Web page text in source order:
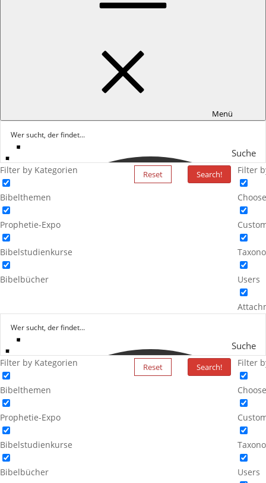
Menü
Suche
Filter by Kategorien
Bibelthemen
Prophetie-Expo
Bibelstudienkurse
Bibelbücher
Reset Search! Filter
Users
Suche
Filter by Kategorien
Bibelthemen
Prophetie-Expo
Bibelstudienkurse
Bibelbücher
Reset Search! Filter
Users